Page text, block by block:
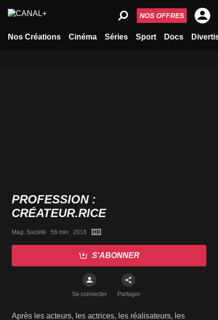
Nos Créations Cinéma Séries Sport Docs
NOS OFFRES
PROFESSION :
CRÉATEUR.RICE
Mag. Société   56 min   2018
S'ABONNER
Se connecter Partager
Après les acteurs, les actrices, les réalisateurs, les